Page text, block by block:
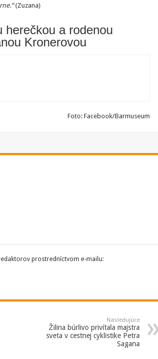
(Zuzana)
herečkou a rodenou
Kronerovou
Foto: Facebook/Barmuseum
prostredníctvom e-mailu:
Nasledujúce
Žilina búrlivo privítala majstra
sveta v cestnej cyklistike Petra
Sagana